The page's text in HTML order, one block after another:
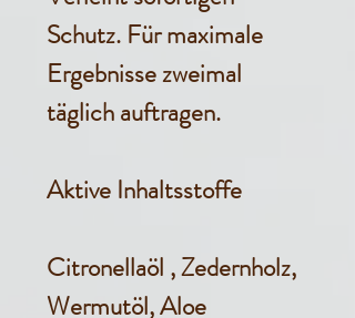
Schutz. Für maximale
Ergebnisse zweimal
täglich auftragen.
Aktive Inhaltsstoffe
Citronellaöl , Zedernholz,
Wermutöl, Aloe